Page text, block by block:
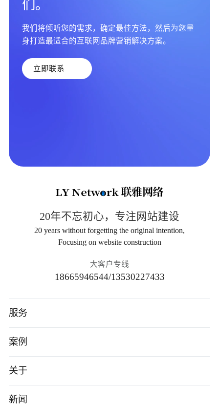
们。
我们将倾听您的需求，确定最佳方法，然后为您量
身打造最适合的互联网品牌营销解决方案。
立即联系
20年不忘初心，专注网站建设
20 years without forgetting the original intention,
Focusing on website construction
大客户专线
18665946544/13530227433
服务
高端网站建设
AI应用开发
小程序/App
案例
智能制造
电子数码
关于
公司介绍
新闻